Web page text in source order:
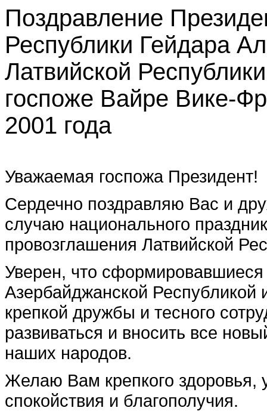
Поздравление
Республики Гейдара
Латвийской
госпоже Вайре Вике-
2001 года
Уважаемая госпожа Президент!
Сердечно поздравляю Вас и
случаю национального
провозглашения Латвийской
Уверен, что
Азербайджанской Республикой
крепкой дружбы и тесного
развиваться и вносить все
наших народов.
Желаю Вам крепкого здоровья,
спокой­ствия и благополучия.